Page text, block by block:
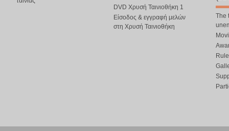
DVD Χρυσή Ταινιοθήκη 1
Είσοδος & εγγραφή μελών
στη Χρυσή Ταινιοθήκη
The